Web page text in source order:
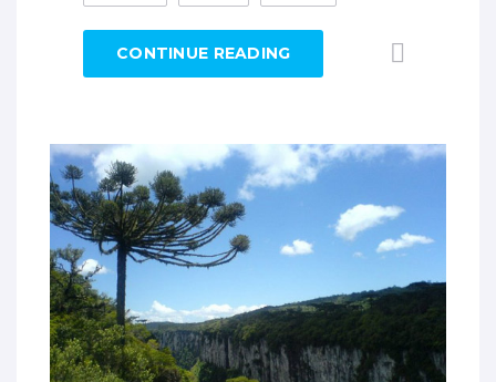
CONTINUE READING